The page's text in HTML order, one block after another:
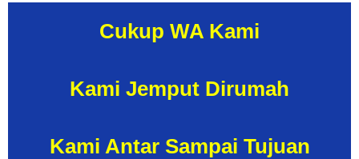
Cukup WA Kami
Kami Jemput Dirumah
Kami Antar Sampai Tujuan